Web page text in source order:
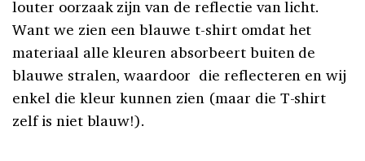
louter oorzaak zijn van de reflectie van licht.
Want we zien een blauwe t-shirt omdat het
materiaal alle kleuren absorbeert buiten de
blauwe stralen, waardoor die reflecteren en wij
enkel die kleur kunnen zien (maar die T-shirt
zelf is niet blauw!).